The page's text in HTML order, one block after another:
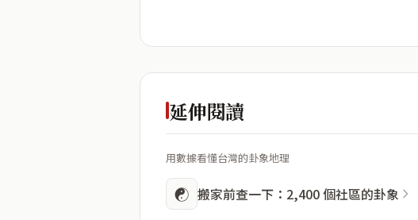
延伸閱讀
用數據看懂台灣的卦象地理
☯ 搬家前查一下：2,400 個社區的卦象